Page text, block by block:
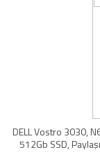
DELL Vostro 3030,
512Gb SSD,